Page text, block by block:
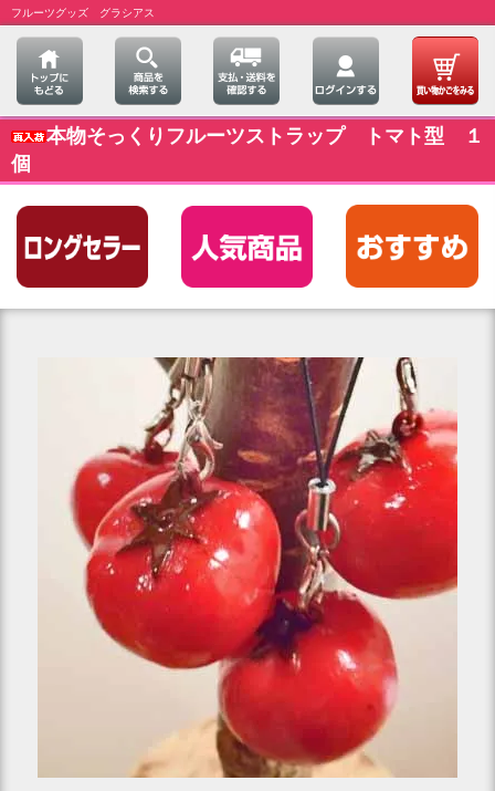
フルーツグッズ グラシアス
本物そっくりフルーツストラップ トマト型 １
個